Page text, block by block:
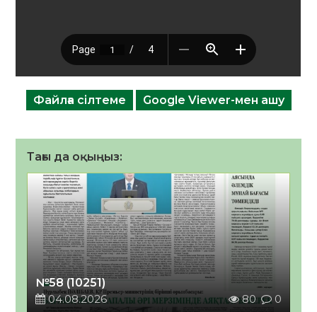
Файлға сілтеме Google Viewer-мен ашу
Тағы да оқыңыз:
№58 (10251)
04.08.2026
80 0